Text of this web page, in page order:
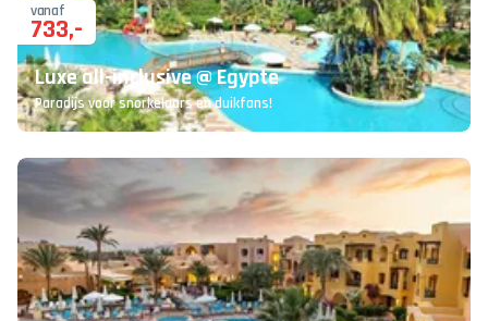
vanaf
733,-
Luxe all-inclusive @ Egypte
Paradijs voor snorkelaars en duikfans!